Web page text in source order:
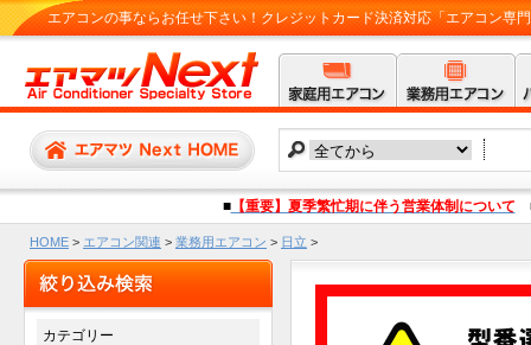
エアコンの事ならお任せ下さい！クレジットカード決済対応「エアコン専
■【重要】夏季繁忙期に伴う営業体制について
HOME > エアコン関連 > 業務用エアコン > 日立 >
RCI-GP40RSHJ12(RCI-GP40RSHJ11の後継機種) 1.5馬力相当 シングル ペア[1対
カテゴリー